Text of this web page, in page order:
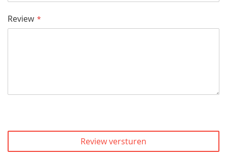
Review
Review versturen